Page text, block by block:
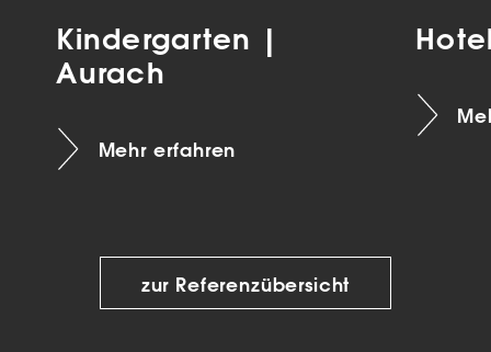
Kindergarten |
Aurach
Mehr erfahren
zur Referenzübersicht